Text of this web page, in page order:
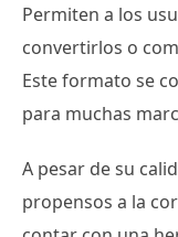
Permiten a los
convertirlos o
Este formato se
para muchas
A pesar de su
propensos a la